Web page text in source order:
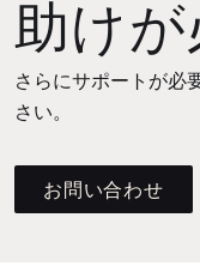
助け
さらにサポートが必
さい。
お問い合わせ